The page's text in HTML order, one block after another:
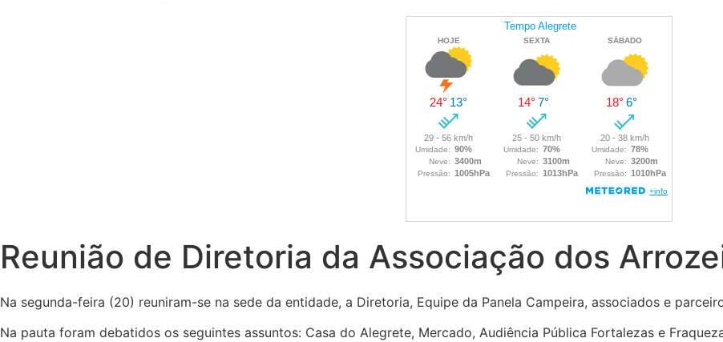
Reunião de Diretoria da Associação dos
Na segunda-feira (20) reuniram-se na sede da entidade, a Diretoria, Equipe da Panela Campeira, associados e
Na pauta foram debatidos os seguintes assuntos: Casa do Alegrete, Mercado, Audiência Pública Fortalezas e